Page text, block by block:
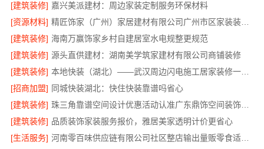
[建筑装修] 嘉兴美派建材：周边家装定制服务环保材料
[资源材料]
精匠饰家（广州）家居建材有限公司广州市区家装装修新房报价
[建筑装修] 海南万赢饰家乡村自建居室水电规整更规范
[建筑装修] 源头直供建材：湖南美学筑家建材有限公司商铺装修
[建筑装修]
本地快装（湖北）——武汉周边闪电施工居家装修一楼带院
[招商加盟] 同城快装湖北：快住快装靠谱吗省心
[建筑装修]
珠三角靠谱空间设计优惠活动认准广东鼎饰空间装饰工程有限公司
[建筑装修] 品质装饰家装服务报价，雅居美家透明计价更省心
[生活服务]
河南零百味供应链有限公司社区整店输出量贩零食适配全场景